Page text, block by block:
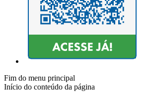
Fim do menu principal
Início do conteúdo da página